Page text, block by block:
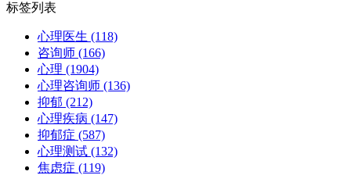
标签列表
心理医生 (118)
咨询师 (166)
心理 (1904)
心理咨询师 (136)
抑郁 (212)
心理疾病 (147)
抑郁症 (587)
心理测试 (132)
焦虑症 (119)